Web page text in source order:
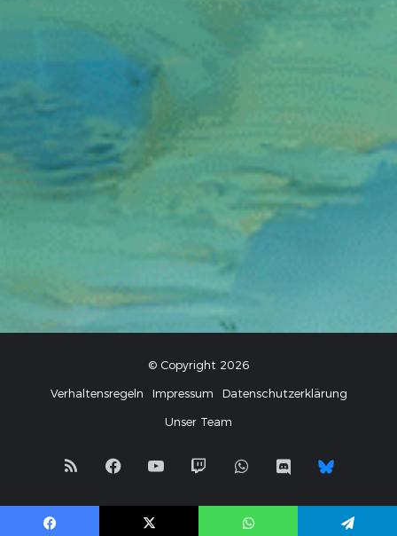
© Copyright 2026
Verhaltensregeln
Impressum
Datenschutzerklärung
Unser Team
RSS Facebook
YouTubeTwitchWhatsApp
Discord